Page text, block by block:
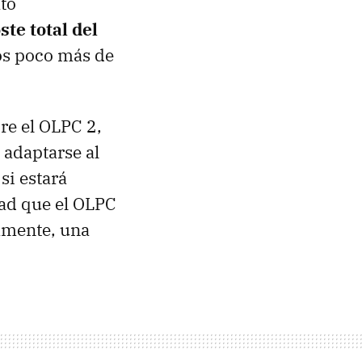
total del
poco más de
el OLPC 2,
al
estará
que el OLPC
una